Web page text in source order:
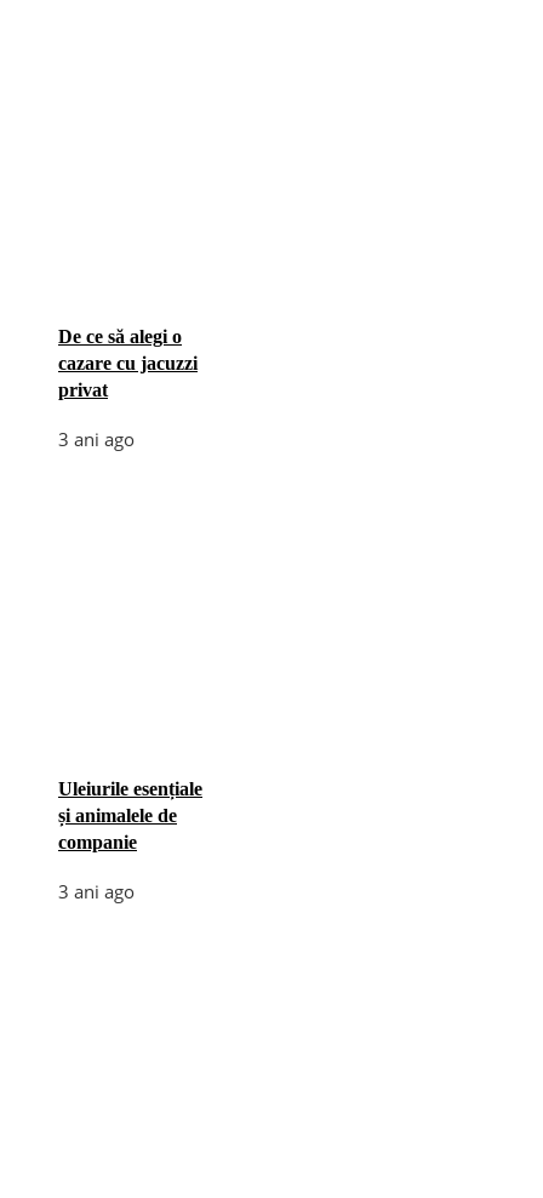
De ce să alegi o
cazare cu jacuzzi
privat
3 ani ago
Uleiurile esențiale
și animalele de
companie
3 ani ago